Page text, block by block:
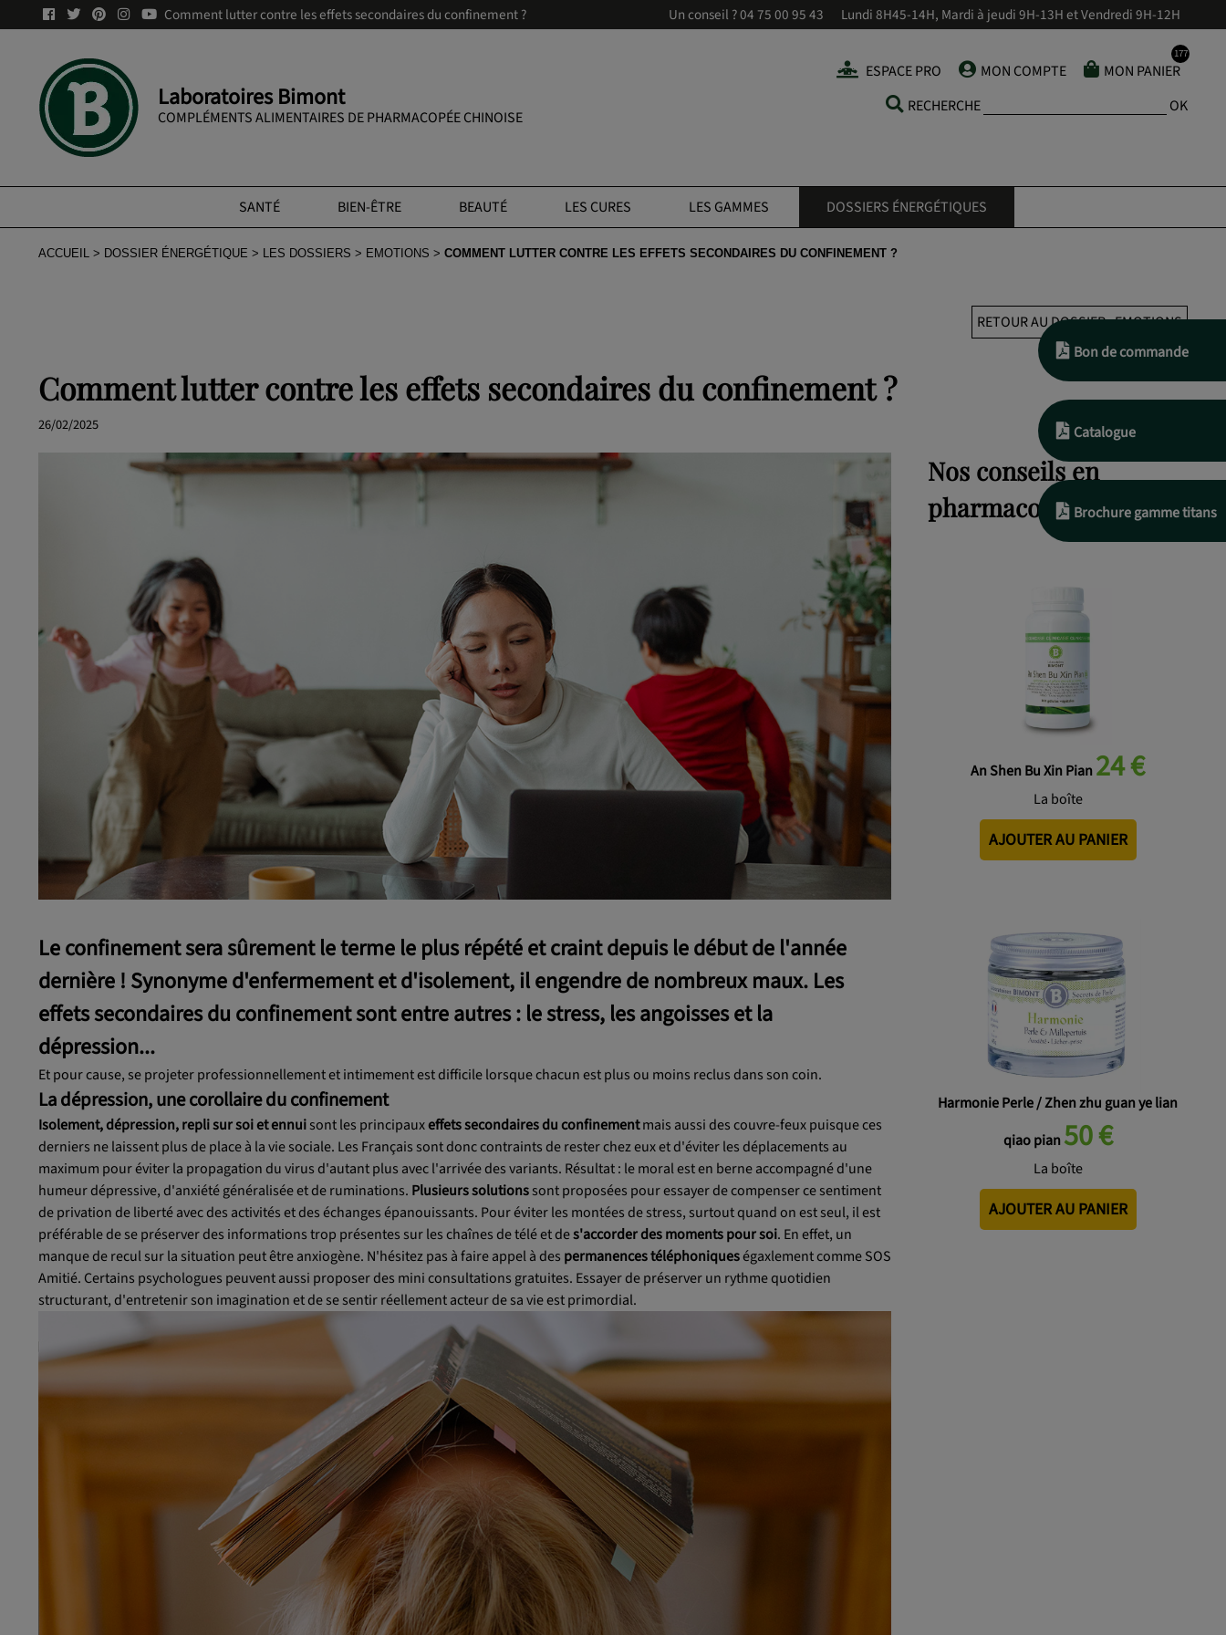
Comment lutter contre les effets secondaires du confinement ? Un conseil ?04 75 00 95 43 Lundi 8H45-14H, Mardi à jeudi 9H-13H et Vendredi 9H-12H
Laboratoires Bimont
COMPLÉMENTS ALIMENTAIRES DE PHARMACOPÉE CHINOISE
ESPACE PRO MON COMPTE
MON PANIER
RECHERCHE
OK
SANTÉ BIEN-ÊTRE BEAUTÉ LES CURES LES GAMMES DOSSIERS ÉNERGÉTIQUES
ACCUEIL DOSSIER ÉNERGÉTIQUE LES DOSSIERS EMOTIONS COMMENT LUTTER CONTRE LES EFFETS SECONDAIRES DU CONFINEMENT ?
RETOUR AU DOSSIER : EMOTIONS
Comment lutter contre les effets secondaires du confinement ?
26/02/2025
Leconfinementsera sûrement le terme le plus répété et craint depuis le début de l'année
dernière ! Synonyme d'enfermement et d'isolement, il engendre de nombreux maux. Les
effets secondaires du confinementsont entre autres : le stress, les angoisses et la
dépression...
Et pour cause, se projeter professionnellement et intimement est difficile lorsque chacun est plus ou moins reclus dans son coin.
La dépression, une corollaire du confinement
Isolement, dépression, repli sur soi et ennuisont les principauxeffets secondaires du confinementmais aussi des couvre-feux puisque ces
derniers ne laissent plus de place à la vie sociale. Les Français sont donc contraints de rester chez eux et d'éviter les déplacements au
maximum pour éviter la propagation du virus d'autant plus avec l'arrivée des variants. Résultat : le moral est en berne accompagné d'une
humeur dépressive, d'anxiété généralisée et de ruminations. Plusieurs solutionssont proposées pour essayer de compenser ce sentiment
de privation de liberté avec des activités et des échanges épanouissants. Pour éviter les montées de stress, surtout quand on est seul, il est
préférable de se préserver des informations trop présentes sur les chaînes de télé et des'accorder des moments pour soi. En effet, un
manque de recul sur la situation peut être anxiogène. N'hésitez pas à faire appel à des permanences téléphoniqueségaxlement comme SOS
Amitié. Certains psychologues peuvent aussi proposer des mini consultations gratuites. Essayer de préserver un rythme quotidien
structurant, d'entretenir son imagination et de se sentir réellement acteur de sa vie est primordial.
Nos conseils en
pharmacopée chinoise
An Shen Bu Xin Pian24 €
La boîte
AJOUTER AU PANIER
Harmonie Perle / Zhen zhu guan ye lian
qiao pian50 €
La boîte
AJOUTER AU PANIER
Bon de commande
Catalogue
Brochure gamme titans